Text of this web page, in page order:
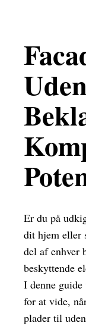
Er du på
dit hjem eller
del af enhver
beskyttende
I denne
for at vide,
plader til